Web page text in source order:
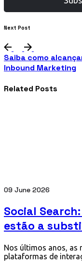
Next Post
Saiba como
Inbound Marketing
Related Posts
09 June 2026
Social
estão a
Nos últimos anos, as
plataformas de